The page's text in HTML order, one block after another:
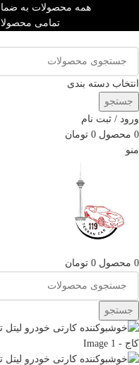
همه محصولات به
تمامی
انتخاب دسته بندی
جستجو
ورود / ثبت نام
0 محصول 0 تومان
منو
0 محصول 0 تومان
جستجو